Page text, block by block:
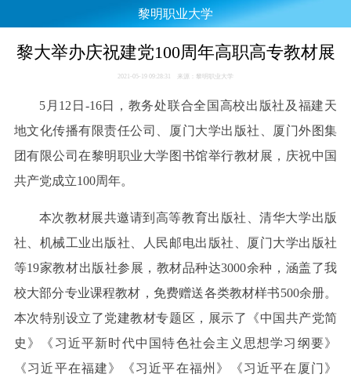
黎明职业大学
黎大举办庆祝建党100周年高职高专教材展
2021-05-19 09:28:31 来源：黎明职业大学
5月12日-16日，教务处联合全国高校出版社及福建天
地文化传播有限责任公司、厦门大学出版社、厦门外图集
团有限公司在黎明职业大学图书馆举行教材展，庆祝中国
共产党成立100周年。
本次教材展共邀请到高等教育出版社、清华大学出版
社、机械工业出版社、人民邮电出版社、厦门大学出版社
等19家教材出版社参展，教材品种达3000余种，涵盖了我
校大部分专业课程教材，免费赠送各类教材样书500余册。
本次特别设立了党建教材专题区，展示了《中国共产党简
史》《习近平新时代中国特色社会主义思想学习纲要》
《习近平在福建》《习近平在福州》《习近平在厦门》